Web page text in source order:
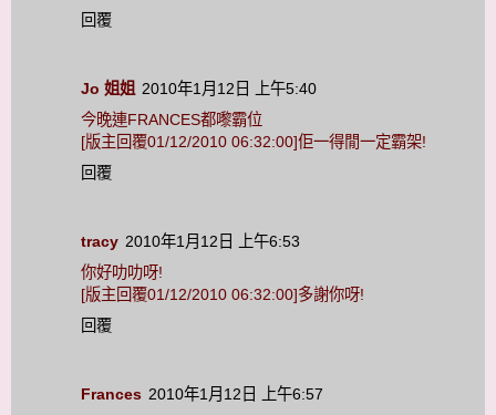
回覆
Jo 姐姐 2010年1月12日 上午5:40
今晚連FRANCES都嚟霸位
[版主回覆01/12/2010 06:32:00]佢一得閒一定霸架!
回覆
tracy 2010年1月12日 上午6:53
你好叻叻呀!
[版主回覆01/12/2010 06:32:00]多謝你呀!
回覆
Frances 2010年1月12日 上午6:57